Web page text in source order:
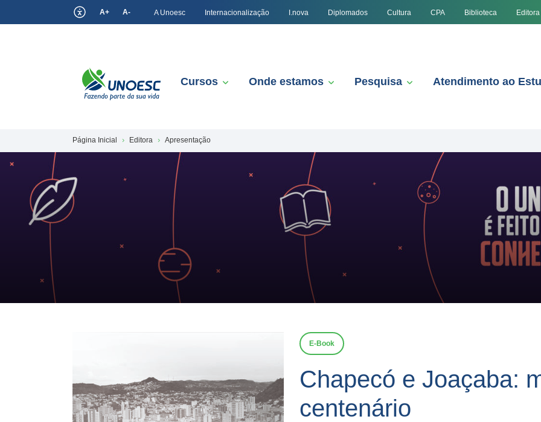
A+ A- A Unoesc Internacionalização I.nova Diplomados Cultura CPA Biblioteca Editora
Cursos Onde estamos Pesquisa Atendimento ao
Página Inicial Editora Apresentação
E-Book
Chapecó e Joaçaba:
centenário